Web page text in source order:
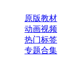
原版教材
动画视频
热门标签
专题合集